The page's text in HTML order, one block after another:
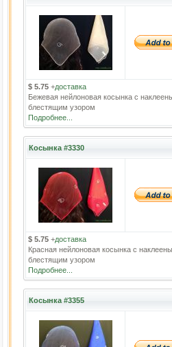
$ 5.75 +доставка
Бежевая нейлоновая косынка с
блестящим узором
Подробнее...
Косынка #3330
$ 5.75 +доставка
Красная нейлоновая косынка с
блестящим узором
Подробнее...
Косынка #3355